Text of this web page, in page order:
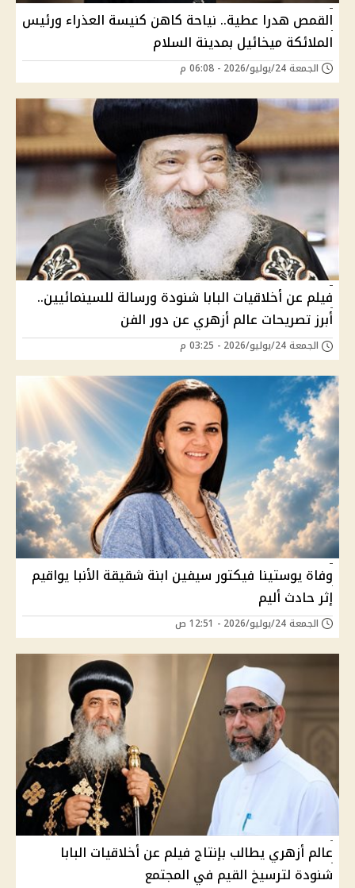
القمص هدرا عطية.. نياحة كاهن كنيسة العذراء ورئيس
الملائكة ميخائيل بمدينة السلام
الجمعة 24/يوليو/2026 - 06:08 م
فيلم عن أخلاقيات البابا شنودة ورسالة للسينمائيين..
أبرز تصريحات عالم أزهري عن دور الفن
الجمعة 24/يوليو/2026 - 03:25 م
وفاة يوستينا فيكتور سيفين ابنة شقيقة الأنبا يواقيم
إثر حادث أليم
الجمعة 24/يوليو/2026 - 12:51 ص
عالم أزهري يطالب بإنتاج فيلم عن أخلاقيات البابا
شنودة لترسيخ القيم في المجتمع